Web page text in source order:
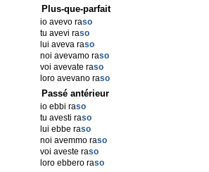
Plus-que-parfait
io avevo raso
tu avevi raso
lui aveva raso
noi avevamo raso
voi avevate raso
loro avevano raso
Passé antérieur
io ebbi raso
tu avesti raso
lui ebbe raso
noi avemmo raso
voi aveste raso
loro ebbero raso